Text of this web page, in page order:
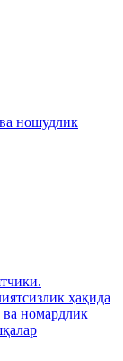
ношудлик
ҳақида
номардлик